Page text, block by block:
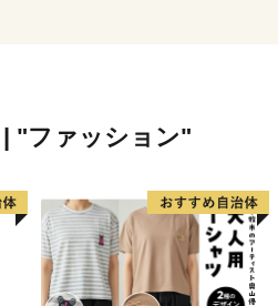
| "ファッション"